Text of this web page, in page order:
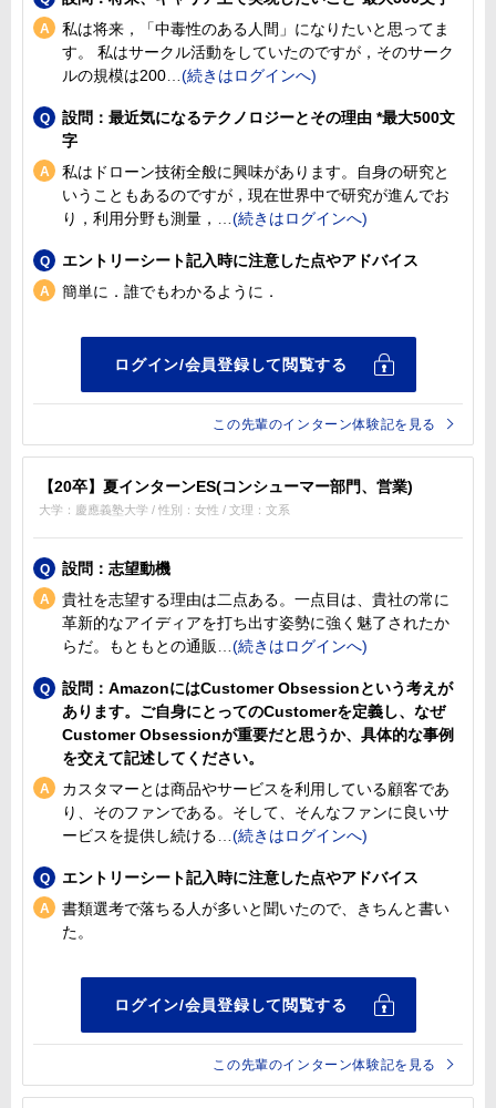
私は将来，「中毒性のある人間」になりたいと思ってま
す。 私はサークル活動をしていたのですが，そのサーク
ルの規模は200
設問：最近気になるテクノロジーとその理由 *最大500文
字
私はドローン技術全般に興味があります。自身の研究と
いうこともあるのですが，現在世界中で研究が進んでお
り，利用分野も測量，
エントリーシート記入時に注意した点やアドバイス
簡単に．誰でもわかるように．
この先輩のインターン体験記を見る
【20卒】夏インターンES(コンシューマー部門、営業)
大学：慶應義塾大学 / 性別：女性 / 文理：文系
設問：志望動機
貴社を志望する理由は二点ある。一点目は、貴社の常に
革新的なアイディアを打ち出す姿勢に強く魅了されたか
らだ。もともとの通販
設問：AmazonにはCustomer Obsessionという考えが
あります。ご自身にとってのCustomerを定義し、なぜ
Customer Obsessionが重要だと思うか、具体的な事例
を交えて記述してください。
カスタマーとは商品やサービスを利用している顧客であ
り、そのファンである。そして、そんなファンに良いサ
ービスを提供し続ける
エントリーシート記入時に注意した点やアドバイス
書類選考で落ちる人が多いと聞いたので、きちんと書い
た。
この先輩のインターン体験記を見る